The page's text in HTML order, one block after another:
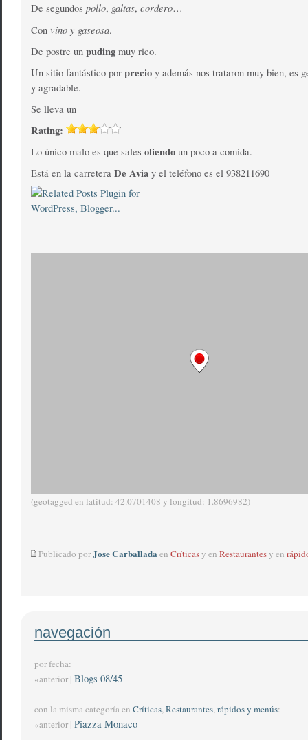
De segundos pollo, galtas, cordero…
Con vino y gaseosa.
De postre un pudingmuy rico.
Un sitio fantástico por precioy además nos trataron muy bien, es
y agradable.
Se lleva un
Rating:
Lo único malo es que sales oliendoun poco a comida.
Está en la carretera De Aviay el teléfono es el 938211690
(geotagged en latitud: 42.0701408 y longitud: 1.8696982)
Publicado porJose Carballadaen Críticasy en Restaurantesy en
navegación
por fecha:
«anterior | Blogs 08/45
con la misma categoría en Críticas,Restaurantes,rápidos y menús:
«anterior | Piazza Monaco